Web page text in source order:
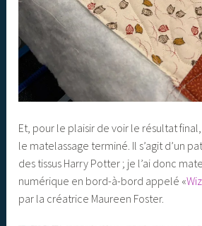
Et, pour le plaisir de voir le résultat
le matelassage terminé. Il s’agit d’un
des tissus Harry Potter ; je l’ai donc
numérique en bord-à-bord appelé «
par la créatrice Maureen Foster.